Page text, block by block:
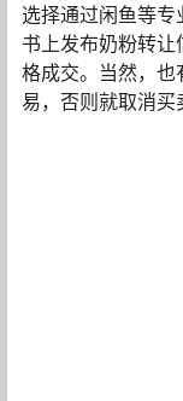
选择通过闲鱼等专
书上发布奶粉转
格成交。当然，也
易，否则就取消买